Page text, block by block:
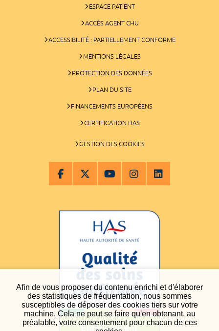
Afin de vous proposer du contenu enrichi et d'élaborer
des statistiques de fréquentation, nous sommes
susceptibles de déposer des cookies tiers sur votre
machine. Cela ne peut se faire qu'en obtenant, au
préalable, votre consentement pour chacun de ces
ESPACE PATIENT
ACCÈS AGENT CHU
ACCESSIBILITÉ : PARTIELLEMENT CONFORME
MENTIONS LÉGALES
PROTECTION DES DONNÉES
PLAN DU SITE
FINANCEMENTS EUROPÉENS
CERTIFICATION HAS
GESTION DES COOKIES